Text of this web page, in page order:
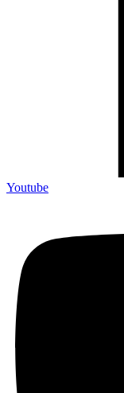
Youtube